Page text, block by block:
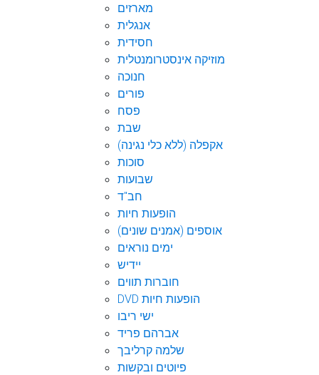
מארזים
אנגלית
חסידית
מוזיקה אינסטרומנטלית
חנוכה
פורים
פסח
שבת
אקפלה (ללא כלי נגינה)
סוכות
שבועות
חב"ד
הופעות חיות
אוספים (אמנים שונים)
ימים נוראים
יידיש
חוברות תווים
DVD הופעות חיות
ישי ריבו
אברהם פריד
שלמה קרליבך
פיוטים ובקשות